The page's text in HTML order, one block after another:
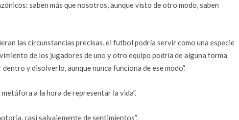
saben más que nosotros, aunque visto de otro modo, saben
las circunstancias precisas, el futbol podría servir como una especie
de los jugadores de uno y otro equipo podría de alguna forma
y disolverlo, aunque nunca funciona de ese modo”.
a la hora de representar la vida”.
casi salvajemente de sentimientos”.